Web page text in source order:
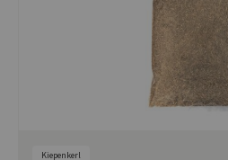
Kiepenkerl